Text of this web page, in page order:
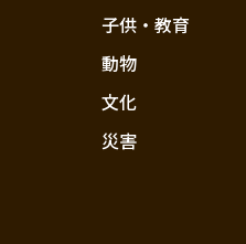
子供・教育
動物
文化
災害